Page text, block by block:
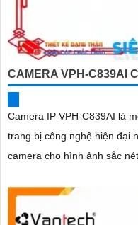
CAMERA VPH-C839AI
Camera IP VPH-C839AI là
trang bị công nghệ hiện đại nhất hiện nay.
camera cho hình ảnh sắc